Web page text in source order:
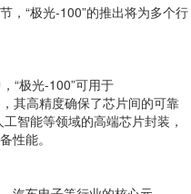
，“极光-100”的推出将为多个行
“极光-100”可用于
其高精度确保了芯片间的可靠
智能等领域的高端芯片封装，
性能。